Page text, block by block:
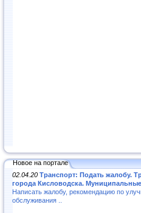
Новое на портале
02.04.20 Транспорт: Подать жалобу.
города Кисловодска.
Написать жалобу, рекомендацию по
обслуживания ..